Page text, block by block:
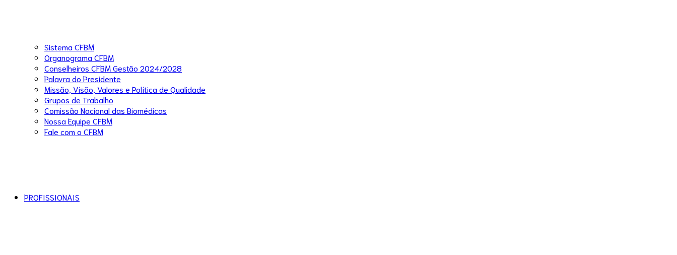
Sistema CFBM
Organograma CFBM
Conselheiros CFBM Gestão 2024/2028
Palavra do Presidente
Missão, Visão, Valores e Política de Qualidade
Grupos de Trabalho
Comissão Nacional das Biomédicas
Nossa Equipe CFBM
Fale com o CFBM
PROFISSIONAIS